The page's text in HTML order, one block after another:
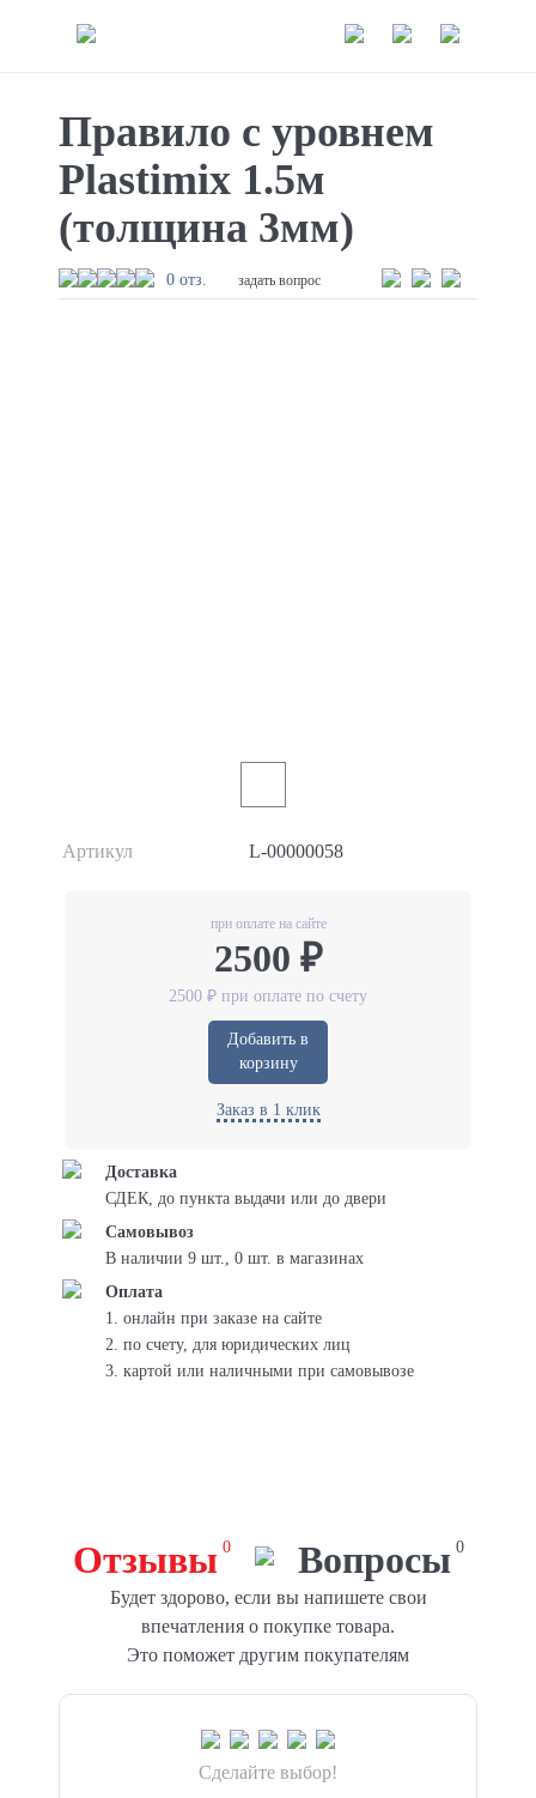
Правило с уровнем
Plastimix 1.5м
(толщина 3мм)
0 отз. задать вопрос
Артикул L-00000058
при оплате на сайте
2500 ₽
2500 ₽ при оплате по счету
Добавить в
корзину
Заказ в 1 клик
Доставка
СДЕК, до пункта выдачи или до двери
Самовывоз
В наличии 9 шт., 0 шт. в магазинах
Оплата
1. онлайн при заказе на сайте
2. по счету, для юридических лиц
3. картой или наличными при самовывозе
Отзывы 0 Вопросы 0
Будет здорово, если вы напишете свои
впечатления о покупке товара.
Это поможет другим покупателям
Сделайте выбор!